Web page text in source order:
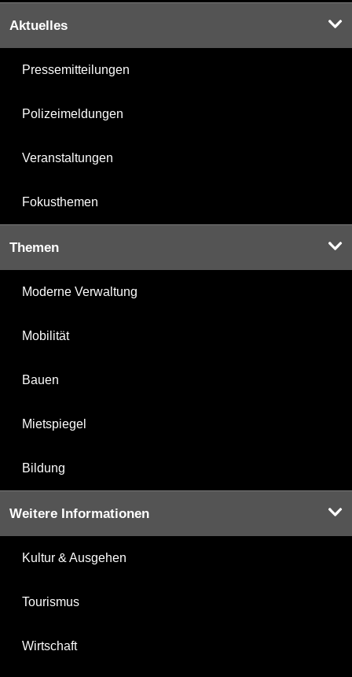
Aktuelles
Pressemitteilungen
Polizeimeldungen
Veranstaltungen
Fokusthemen
Themen
Moderne Verwaltung
Mobilität
Bauen
Mietspiegel
Bildung
Weitere Informationen
Kultur & Ausgehen
Tourismus
Wirtschaft